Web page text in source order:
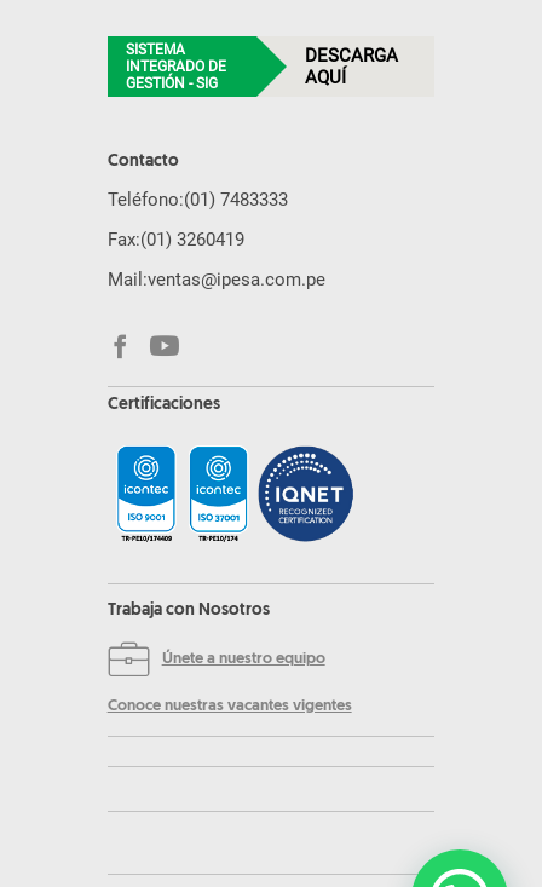
SISTEMA
INTEGRADO DE
GESTIÓN - SIG
DESCARGA
AQUÍ
Contacto
Teléfono:(01) 7483333
Fax:(01) 3260419
Mail:ventas@ipesa.com.pe
Certificaciones
Trabaja con Nosotros
Únete a nuestro equipo
Conoce nuestras vacantes vigentes